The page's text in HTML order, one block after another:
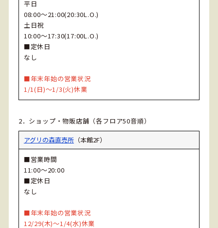
平日
08:00～21:00(20:30L.O.)
土日祝
10:00～17:30(17:00L.O.)
■定休日
なし
■年末年始の営業状況
1/1(日)～1/3(火)休業
2．ショップ・物販店舗（各フロア50音順）
アグリの森直売所（本館2F）
■営業時間
11:00～20:00
■定休日
なし
■年末年始の営業状況
12/29(木)～1/4(水)休業